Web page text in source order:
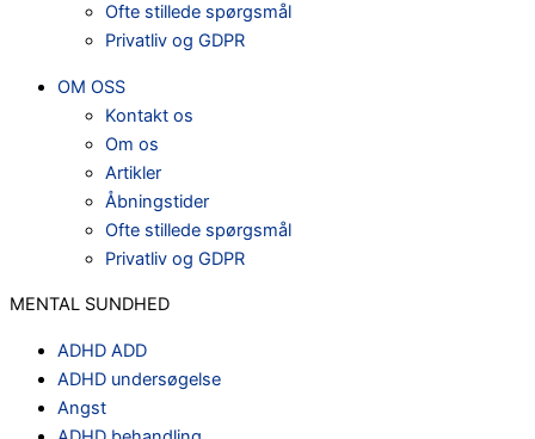
Ofte stillede spørgsmål
Privatliv og GDPR
OM OSS
Kontakt os
Om os
Artikler
Åbningstider
Ofte stillede spørgsmål
Privatliv og GDPR
MENTAL SUNDHED
ADHD ADD
ADHD undersøgelse
Angst